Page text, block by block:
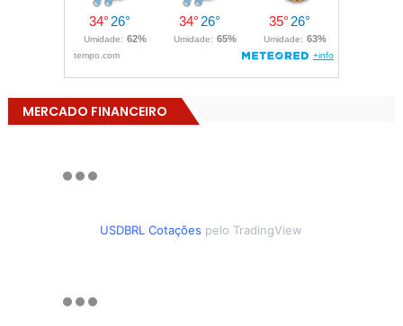
MERCADO FINANCEIRO
USDBRL Cotações pelo TradingView